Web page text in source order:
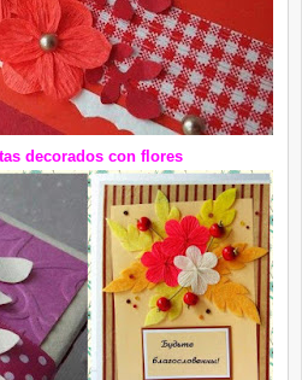
decorados con flores